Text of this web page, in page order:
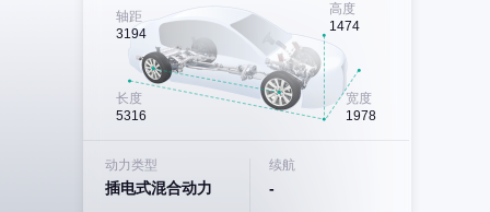
轴距
3194
高度
1474
长度
5316
宽度
1978
动力类型
插电式混合动力
续航
-